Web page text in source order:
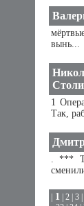
вынь...
1
Так,
. ***
1 2 3